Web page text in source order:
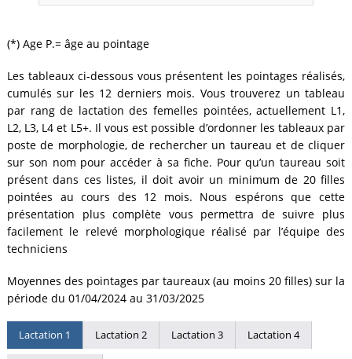
(*) Age P.= âge au pointage
Les tableaux ci-dessous vous présentent les pointages réalisés,
cumulés sur les 12 derniers mois. Vous trouverez un tableau
par rang de lactation des femelles pointées, actuellement L1,
L2, L3, L4 et L5+. Il vous est possible d’ordonner les tableaux par
poste de morphologie, de rechercher un taureau et de cliquer
sur son nom pour accéder à sa fiche. Pour qu’un taureau soit
présent dans ces listes, il doit avoir un minimum de 20 filles
pointées au cours des 12 mois. Nous espérons que cette
présentation plus complète vous permettra de suivre plus
facilement le relevé morphologique réalisé par l’équipe des
techniciens
Moyennes des pointages par taureaux (au moins 20 filles) sur la
période du 01/04/2024 au 31/03/2025
Lactation 1 Lactation 2 Lactation 3 Lactation 4